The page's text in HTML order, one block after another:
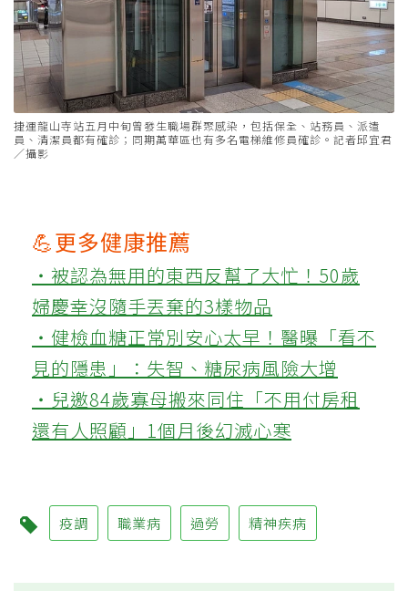
捷運龍山寺站五月中旬曾發生職場群聚感染，包括保全、站務員、派遣
員、清潔員都有確診；同期萬華區也有多名電梯維修員確診。記者邱宜君
／攝影
💪更多健康推薦
‧被認為無用的東西反幫了大忙！50歲
婦慶幸沒隨手丟棄的3樣物品
‧健檢血糖正常別安心太早！醫曝「看不
見的隱患」：失智、糖尿病風險大增
‧兒邀84歲寡母搬來同住「不用付房租
還有人照顧」1個月後幻滅心寒
疫調 職業病 過勞 精神疾病